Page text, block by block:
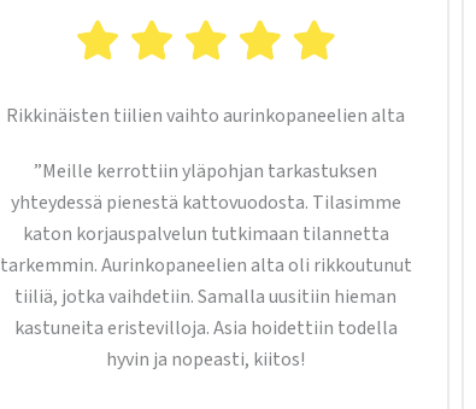
Rikkinäisten tiilien vaihto aurinkopaneelien alta
”Meille kerrottiin yläpohjan tarkastuksen
yhteydessä pienestä kattovuodosta. Tilasimme
katon korjauspalvelun tutkimaan tilannetta
tarkemmin. Aurinkopaneelien alta oli rikkoutunut
tiiliä, jotka vaihdetiin. Samalla uusitiin hieman
kastuneita eristevilloja. Asia hoidettiin todella
hyvin ja nopeasti, kiitos!